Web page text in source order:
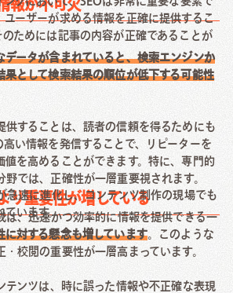
報が不可欠
ユーザーが求める情報を正確に提供するこ
のためには記事の内容が正確であることが
データが含まれていると、検索エンジンか
果として検索結果の順位が低下する可能性
供することは、読者の信頼を得るためにも
い情報を発信することで、リピーターを
値を高めることができます。特に、専門的
では、正確性が一層重要視されます。
り重要性が増している
急速に進化し、コンテンツ制作の現場でも
ています。
は、迅速かつ効率的に情報を提供できる一
に対する懸念も増しています。このような
校閲の重要性が一層高まっています。
テンツは、時に誤った情報や不正確な表現